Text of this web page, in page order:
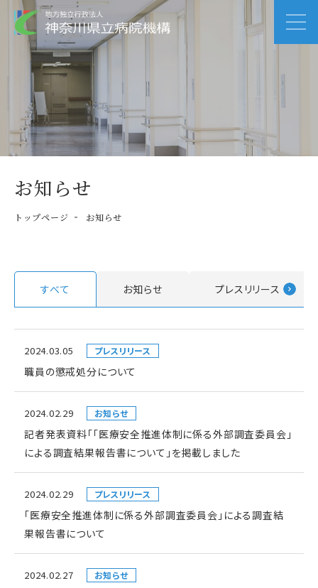
お知らせ
トップページ お知らせ
すべて お知らせ プレスリリース
2024.03.05 プレスリリース
職員の懲戒処分について
2024.02.29 お知らせ
記者発表資料「「医療安全推進体制に係る外部調査委員会」
による調査結果報告書について」を掲載しました
2024.02.29 プレスリリース
「医療安全推進体制に係る外部調査委員会」による調査結
果報告書について
2024.02.27 お知らせ